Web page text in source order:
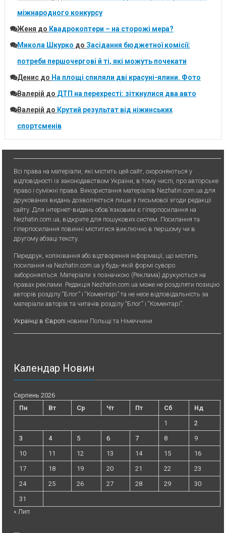
міжнародного конкурсу
Женя до Квадрокоптери – на сторожі мера?
Микола Шкурко до Засідання бюджетної комісії:
потреби першочергові й ті, які можуть почекати
Денисдо На площі спиляли дві красуні-ялини. Фото
Валерій до ДТП на перехресті: зіткнулися два авто
Валерій до Крутий результат від ніжинських
спортсменів
Всі права на матеріали, які містить цей сайт, охороняються у
відповідності із законодавством України, в тому числі, про авторське
право і суміжні права. Використання матерiалiв Nezhatin.com.ua для
друкованих видань дозволяється лише з письмової згоди редакції
сайту. Для iнтернет-видань обов’язковим є гiперпосилання на
Nezhatin.com.ua, відкрите для пошукових систем. Посилання та
гіперпосилання повинні міститися виключно в першому чи в
другому абзаці тексту.
Передрук, копiювання або вiдтворення iнформацiї, що мiстить
посилання на Nezhatin.com.ua у будь-якiй формi суворо
забороняється. Матеріали з позначкою (Реклама) друкуються на
правах реклами. Редакція Nezhatin.com.ua може не розділяти позицію
авторів розділу “Блог” і “Коментарі” та не несе відповідальність за
матеріали авторів та читачів розділу “Блог” і “Коментарі”.
Українці в Європі новини Польщі та Німеччини
Календар Новин
Серпень 2026
Пн
Вт Ср Чт Пт Сб
Нд
1
2
3
4 5 6 7 8
9
10
11 12 13 14 15
16
17
18 19 20 21 22
23
24
25 26 27 28 29
30
31
« Лип